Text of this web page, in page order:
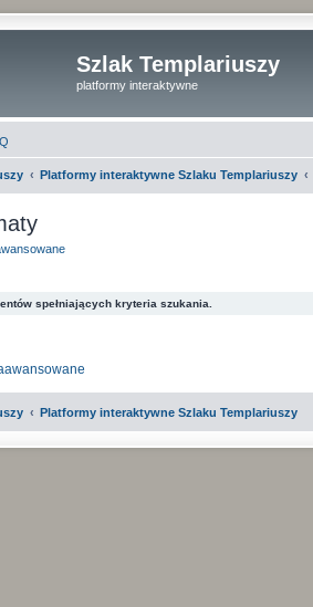
Szlak Templariuszy
platformy interaktywne
Platformy interaktywne Szlaku Templariuszy
spełniających kryteria szukania.
Platformy interaktywne Szlaku Templariuszy